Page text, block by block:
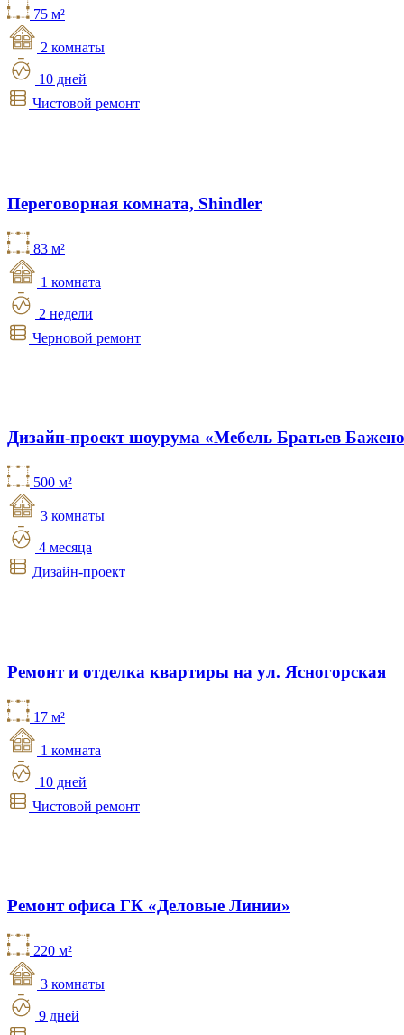
75 м²
2 комнаты
10 дней
Чистовой ремонт
Переговорная комната, Shindler
83 м²
1 комната
2 недели
Черновой ремонт
Дизайн-проект шоурума «Мебель Братьев
500 м²
3 комнаты
4 месяца
Дизайн-проект
Ремонт и отделка квартиры на ул. Ясногорская
17 м²
1 комната
10 дней
Чистовой ремонт
Ремонт офиса ГК «Деловые Линии»
220 м²
3 комнаты
9 дней